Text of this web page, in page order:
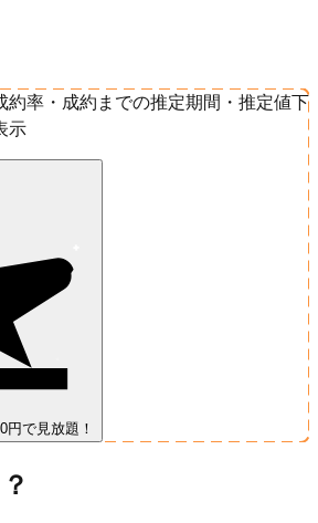
約率・成約までの推定期間・推定値下
示
円で見放題！